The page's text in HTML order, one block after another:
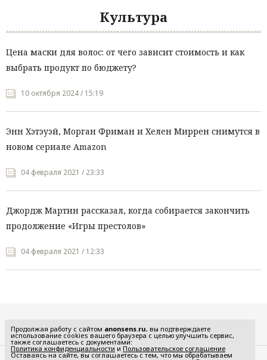
Культура
Цена маски для волос: от чего зависит стоимость и как
выбрать продукт по бюджету?
10 октября 2024 / 15:19
Энн Хэтэуэй, Морган Фриман и Хелен Миррен снимутся в
новом сериале Amazon
04 февраля 2021 / 23:33
Джордж Мартин рассказал, когда собирается закончить
продолжение «Игры престолов»
04 февраля 2021 / 12:33
Продолжая работу с сайтом anonsens.ru, вы подтверждаете
использование cookies вашего браузера с целью улучшить сервис,
также соглашаетесь с документами:
Политика конфиденциальности и Пользовательское соглашение
Оставаясь на сайте, вы соглашаетесь с тем, что мы обрабатываем